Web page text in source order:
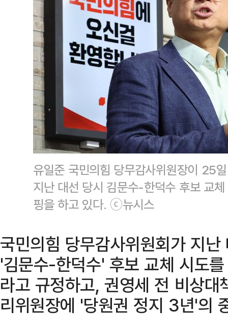
유일준 국민의힘 당무감사위원장이 25
지난 대선 당시 김문수-한덕수 후보 교
핑을 하고 있다. ⓒ뉴시스
국민의힘 당무감사위원회가 지
'김문수-한덕수' 후보 교체 시도
라고 규정하고, 권영세 전 비상
리위원장에 '당원권 정지 3년'의